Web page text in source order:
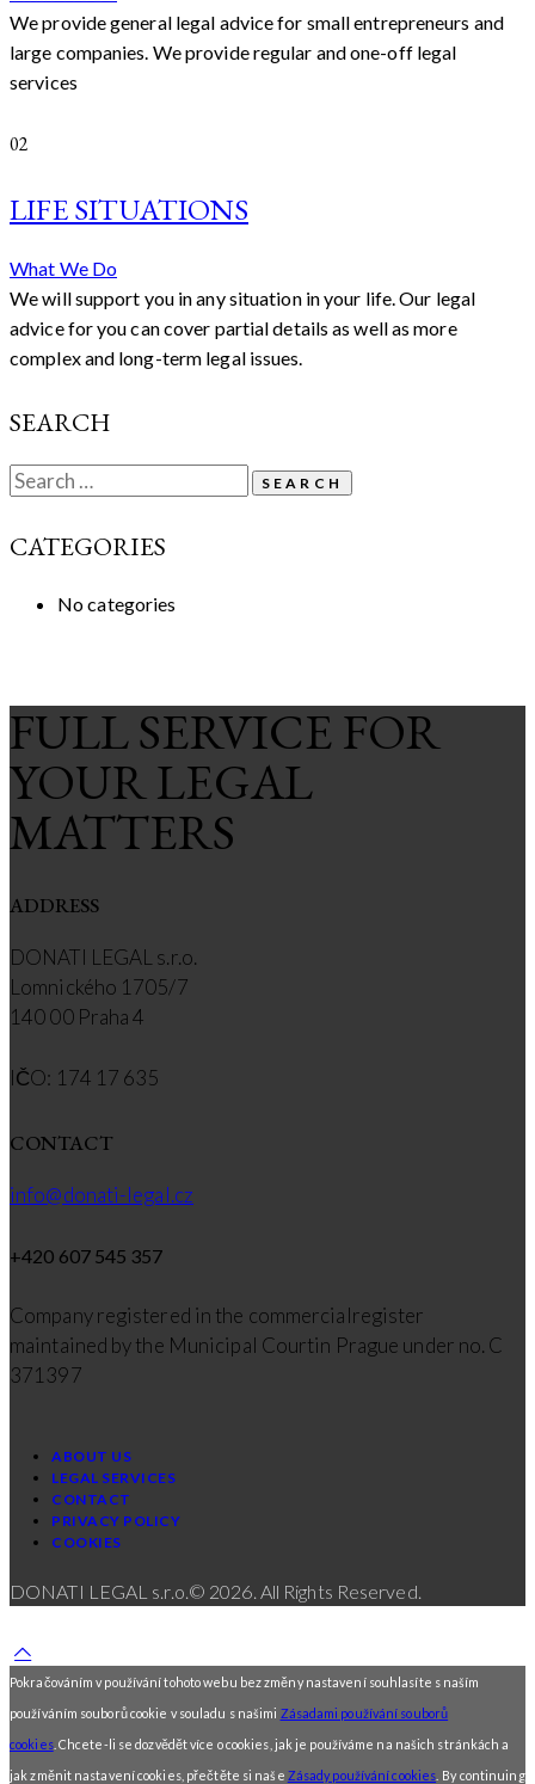
We provide general legal advice for small entrepreneurs and
large companies. We provide regular and one-off legal
services
02
LIFE SITUATIONS
What We Do
We will support you in any situation in your life. Our legal
advice for you can cover partial details as well as more
complex and long-term legal issues.
SEARCH
Search
CATEGORIES
No categories
FULL SERVICE FOR
YOUR LEGAL
MATTERS
ADDRESS
DONATI LEGAL s.r.o.
Lomnického 1705/7
140 00 Praha 4
IČO: 174 17 635
CONTACT
info@donati-legal.cz
+420 607 545 357
Company registered in the commercialregister
maintained by the Municipal Courtin Prague under no. C
371397
ABOUT US
LEGAL SERVICES
CONTACT
PRIVACY POLICY
COOKIES
DONATI LEGAL s.r.o.© 2026. All Rights Reserved.
Pokračováním v používání tohoto webu bez změny nastavení souhlasíte s naším
používáním souborů cookie v souladu s našimi Zásadami používání souborů
cookies. Chcete-li se dozvědět více o cookies, jak je používáme na našich stránkách a
jak změnit nastavení cookies, přečtěte si naše Zásady používání cookies By continuing